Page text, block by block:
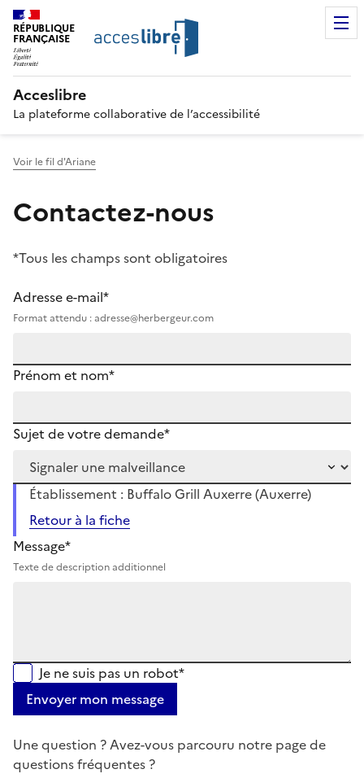
RÉPUBLIQUE
FRANÇAISE
Acceslibre
La plateforme collaborative de l’accessibilité
Voir le fil d'Ariane
Contactez-nous
*Tous les champs sont obligatoires
Adresse e-mail*
Format attendu : adresse@herbergeur.com
Prénom et nom*
Sujet de votre demande*
Établissement : Buffalo Grill Auxerre (Auxerre)
Retour à la fiche
Message*
Texte de description additionnel
Je ne suis pas un robot*
Envoyer mon message
Une question ? Avez-vous parcouru notre page de
questions fréquentes ?